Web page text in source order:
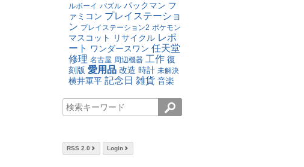
ルボーイ パズル パックマン フ
ァミコン プレイステーショ
ン プレイステーション2 ポケモン
マスコット リサイクル レポ
ート ワンダースワン 任天堂
修理 名古屋 周辺機器 工作 復
刻版 愛用品 改造 時計 未解決
横井軍平 記念日 雑貨 音楽
RSS 2.0 Login